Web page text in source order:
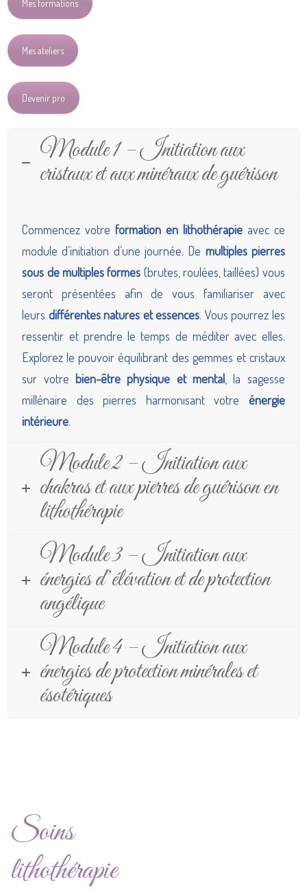
Mes formations
Mes ateliers
Devenir pro
Module 1 – Initiation aux
cristaux et aux minéraux de guérison
Commencez votreformation en lithothérapieavec ce
module d’initiation d’une journée. De multiples pierres
sous de multiples formes (brutes, roulées, taillées) vous
seront présentées afin de vous familiariser avec
leurs différentes natures et essences. Vous pourrez les
ressentir et prendre le temps de méditer avec elles.
Explorez le pouvoir équilibrant des gemmes et cristaux
sur votre bien-être physique et mental , la sagesse
millénaire des pierres harmonisant votre énergie
intérieure.
Module 2 – Initiation aux
chakras et aux pierres de guérison en
lithothérapie
Module 3 – Initiation aux
énergies d’élévation et de protection
angélique
Module 4 – Initiation aux
énergies de protection minérales et
ésotériques
Soins
lithothérapie